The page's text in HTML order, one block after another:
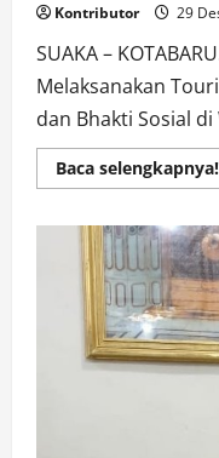
Kontributor 29
SUAKA –
Melaksanakan
dan Bhakti Sosial
Baca selengkapnya!